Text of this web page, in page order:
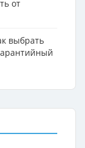
от
выбрать